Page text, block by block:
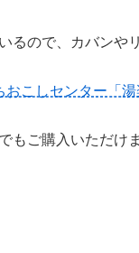
るので、カバン
こしセンター「湯
もご購入いただけ